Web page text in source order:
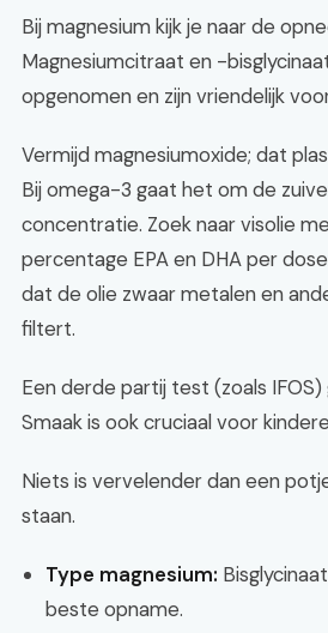
Bij magnesium kijk je naar de
Magnesiumcitraat en -
opgenomen en zijn vriendelijk
Vermijd magnesiumoxide; dat
Bij omega-3 gaat het om de
concentratie. Zoek naar visolie
percentage EPA en DHA per
dat de olie zwaar metalen en
filtert.
Een derde partij test (zoals
Smaak is ook cruciaal voor
Niets is vervelender dan een
staan.
Type magnesium:
beste opname.